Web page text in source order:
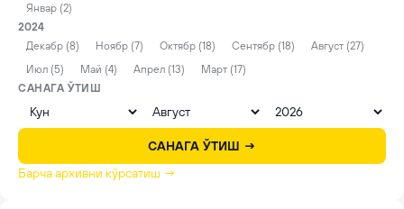
Январ (2)
2024
Декабр (8)
Ноябр (7) Октябр (18) Сентябр (18)
Август (27)
Июл (5)
Май (4) Апрел (13)
Март (17)
САНАГА ЎТИШ
САНАГА ЎТИШ →
Барча архивни кўрсатиш →